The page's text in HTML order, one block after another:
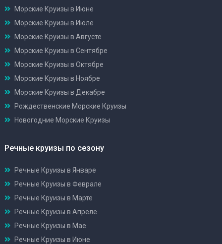
Морские Круизы в Июне
Морские Круизы в Июле
Морские Круизы в Августе
Морские Круизы в Сентябре
Морские Круизы в Октябре
Морские Круизы в Ноябре
Морские Круизы в Декабре
Рождественские Морские Круизы
Новогодние Морские Круизы
Речные круизы по сезону
Речные Круизы в Январе
Речные Круизы в Феврале
Речные Круизы в Марте
Речные Круизы в Апреле
Речные Круизы в Мае
Речные Круизы в Июне